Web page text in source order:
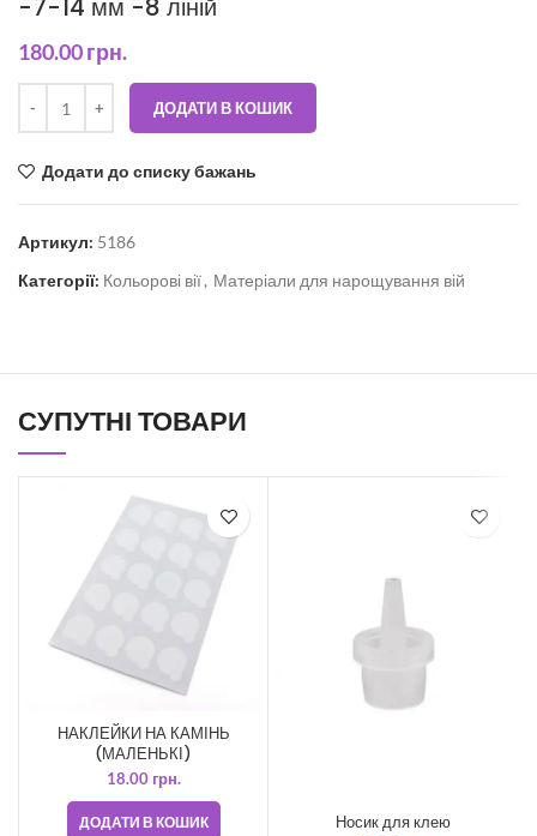
-7-14 мм -8 ліній
180.00грн.
ДОДАТИ В КОШИК
Додати до списку бажань
Артикул: 5186
Категорії: Кольорові вії, Матеріали для нарощування вій
СУПУТНІ ТОВАРИ
НАКЛЕЙКИ НА КАМІНЬ
(МАЛЕНЬКІ)
18.00 грн.
ДОДАТИ В КОШИК Носик для клею